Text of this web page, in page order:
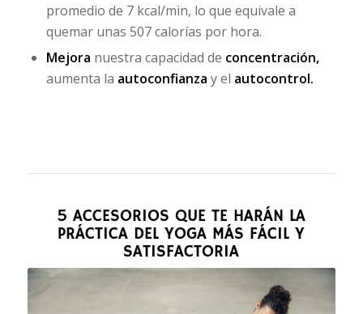
promedio de 7 kcal/min, lo que equivale a
quemar unas 507 calorías por hora.
Mejora nuestra capacidad de concentración,
aumenta la autoconfianza y el autocontrol.
5 ACCESORIOS QUE TE HARÁN LA
PRÁCTICA DEL YOGA MÁS FÁCIL Y
SATISFACTORIA